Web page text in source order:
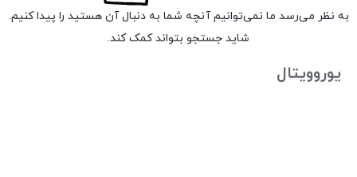
به نظر می‌رسد ما نمی‌توانیم آنچه شما به دنبال آن هستید را پیدا کنیم.
شاید جستجو بتواند کمک کند.
یوروویتال